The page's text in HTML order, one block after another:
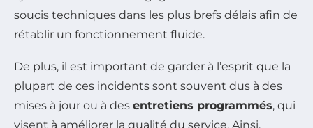
soucis techniques dans les plus brefs délais afin de
rétablir un fonctionnement fluide.
De plus, il est important de garder à l’esprit que la
plupart de ces incidents sont souvent dus à des
mises à jour ou à des entretiens programmés, qui
visent à améliorer la qualité du service. Ainsi,